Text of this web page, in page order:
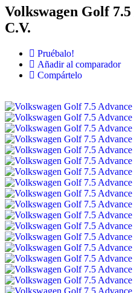
Volkswagen Golf
C.V.
Pruébalo!
Añadir al comparador
Compártelo